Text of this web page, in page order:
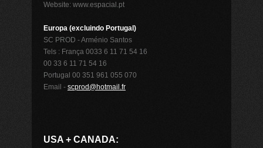
Website: www.espacial.pt
Europa (excluindo Portugal)
SC PROD - Arménio Santos
Tels : França 0033 6 11 71 54 16
00 33 6 11 71 54 16
Portugal 00 351 961 055 070
Email - scprod@hotmail.fr
USA + CANADA: